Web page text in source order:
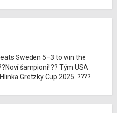
Sweden 5–3 to win the
šampioni! ?? Tým USA
Gretzky Cup 2025. ????